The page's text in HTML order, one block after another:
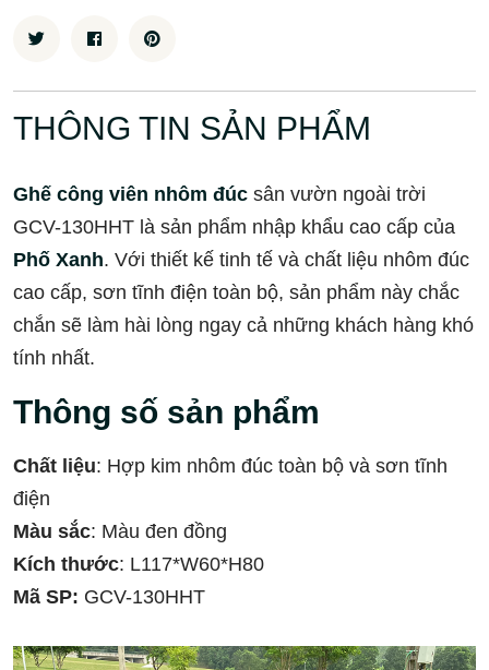
THÔNG TIN SẢN PHẨM
Ghế công viên nhôm đúc sân vườn ngoài trời
GCV-130HHT là sản phẩm nhập khẩu cao cấp của
Phố Xanh. Với thiết kế tinh tế và chất liệu nhôm đúc
cao cấp, sơn tĩnh điện toàn bộ, sản phẩm này chắc
chắn sẽ làm hài lòng ngay cả những khách hàng khó
tính nhất.
Thông số sản phẩm
Chất liệu: Hợp kim nhôm đúc toàn bộ và sơn tĩnh
điện
Màu sắc: Màu đen đồng
Kích thước: L117*W60*H80
Mã SP: GCV-130HHT